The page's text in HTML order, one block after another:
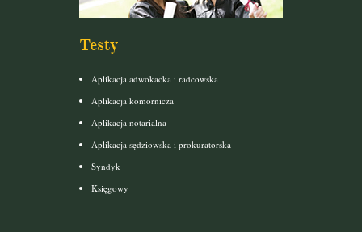
Testy
Aplikacja adwokacka i radcowska
Aplikacja komornicza
Aplikacja notarialna
Aplikacja sędziowska i prokuratorska
Syndyk
Księgowy